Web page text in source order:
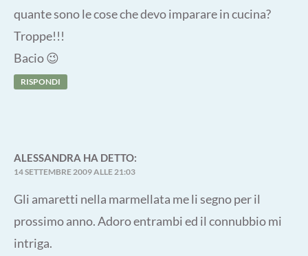
quante sono le cose che devo imparare in cucina?
Troppe!!!
Bacio 😉
RISPONDI
ALESSANDRA HA DETTO:
14 SETTEMBRE 2009 ALLE 21:03
Gli amaretti nella marmellata me li segno per il
prossimo anno. Adoro entrambi ed il connubbio mi
intriga.